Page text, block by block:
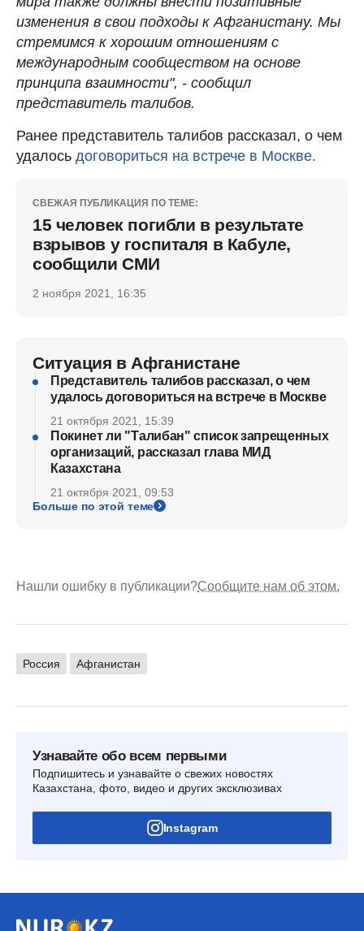
изменения в свои подходы к Афганистану. Мы
стремимся к хорошим отношениям с
международным сообществом на основе
принципа взаимности", - сообщил
представитель талибов.
Ранее представитель талибов рассказал, о чем
удалось договориться на встрече в Москве.
СВЕЖАЯ ПУБЛИКАЦИЯ ПО ТЕМЕ:
15 человек погибли в результате
взрывов у госпиталя в Кабуле,
сообщили СМИ
2 ноября 2021, 16:35
Ситуация в Афганистане
Представитель талибов рассказал, о чем
удалось договориться на встрече в Москве
21 октября 2021, 15:39
Покинет ли "Талибан" список запрещенных
организаций, рассказал глава МИД
Казахстана
21 октября 2021, 09:53
Больше по этой теме
Нашли ошибку в публикации?Сообщите нам об этом.
Россия Афганистан
Узнавайте обо всем первыми
Подпишитесь и узнавайте о свежих новостях
Казахстана, фото, видео и других эксклюзивах
Instagram